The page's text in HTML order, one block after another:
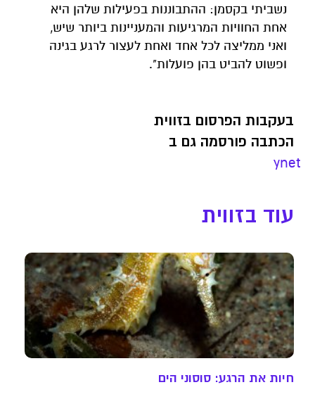
נשביתי בקסמן: ההתבוננות בפעילות שלהן היא
אחת החוויות המרגיעות והמעניינות ביותר שיש,
ואני ממליצה לכל אחד ואחת לעצור לרגע בגינה
ופשוט להביט בהן פועלות".
בעקבות הפרסום בזווית
הכתבה פורסמה גם ב
ynet
עוד בזווית
חיות את הרגע: סוסוני הים